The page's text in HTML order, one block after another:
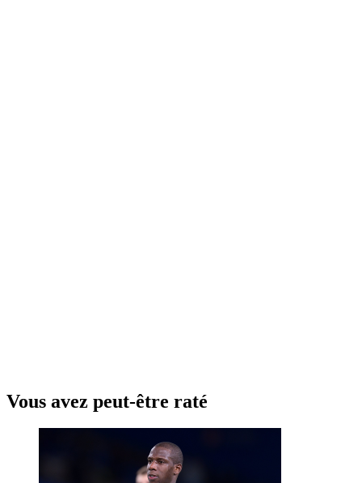
Vous avez peut-être raté